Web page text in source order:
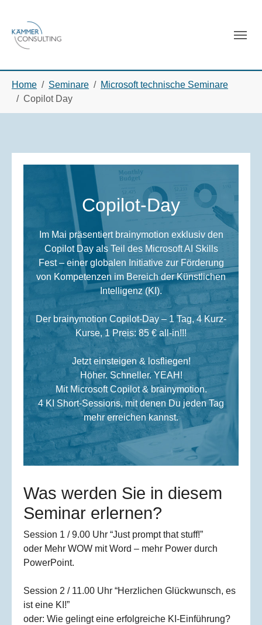
Home Seminare
Microsoft technische Seminare
Copilot Day
Copilot-Day
Im Mai präsentiert brainymotion exklusiv den
Copilot Day als Teil des Microsoft AI Skills
Fest – einer globalen Initiative zur Förderung
von Kompetenzen im Bereich der Künstlichen
Intelligenz (KI).
Der brainymotion Copilot-Day – 1 Tag, 4 Kurz-
Kurse, 1 Preis: 85 € all-in!!!
Jetzt einsteigen & losfliegen!
Höher. Schneller. YEAH!
Mit Microsoft Copilot & brainymotion.
4 KI Short-Sessions, mit denen Du jeden Tag
mehr erreichen kannst.
Was werden Sie in diesem
Seminar erlernen?
Session 1 / 9.00 Uhr “Just prompt that stuff!”
oder Mehr WOW mit Word – mehr Power durch
PowerPoint.
Session 2 / 11.00 Uhr “Herzlichen Glückwunsch, es
ist eine KI!”
oder: Wie gelingt eine erfolgreiche KI-Einführung?